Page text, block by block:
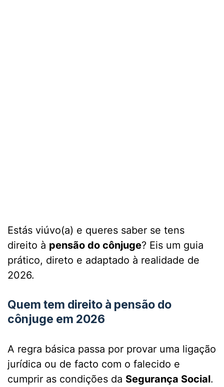
Estás viúvo(a) e queres saber se tens
direito à pensão do cônjuge? Eis um guia
prático, direto e adaptado à realidade de
2026.
Quem tem direito à pensão do
cônjuge em 2026
A regra básica passa por provar uma ligação
jurídica ou de facto com o falecido e
cumprir as condições da Segurança Social.